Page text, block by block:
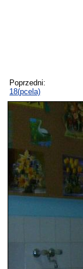
Poprzedni:
18(pcela)